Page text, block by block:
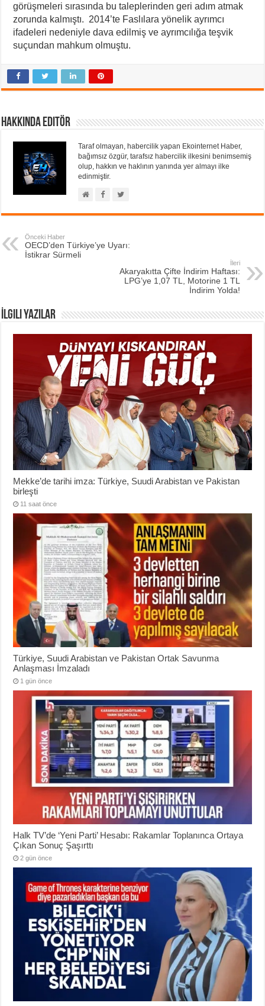
görüşmeleri sırasında bu taleplerinden geri adım atmak
zorunda kalmıştı. 2014’te Faslılara yönelik ayrımcı
ifadeleri nedeniyle dava edilmiş ve ayrımcılığa teşvik
suçundan mahkum olmuştu.
Hakkında Editör
Taraf olmayan, habercilik yapan Ekointernet Haber,
bağımsız özgür, tarafsız habercilik ilkesini benimsemiş
olup, hakkın ve haklının yanında yer almayı ilke
edinmiştir.
Önceki Haber
OECD’den Türkiye’ye Uyarı:
İstikrar Sürmeli
İleri
Akaryakıtta Çifte İndirim Haftası:
LPG’ye 1,07 TL, Motorine 1 TL
İndirim Yolda!
İlgili Yazılar
Mekke’de tarihi imza: Türkiye, Suudi Arabistan ve Pakistan
birleşti
11 saat önce
Türkiye, Suudi Arabistan ve Pakistan Ortak Savunma
Anlaşması İmzaladı
1 gün önce
Halk TV’de ‘Yeni Parti’ Hesabı: Rakamlar Toplanınca Ortaya
Çıkan Sonuç Şaşırttı
2 gün önce